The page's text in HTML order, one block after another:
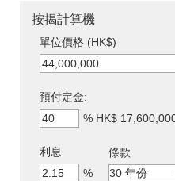
按揭計算機
單位價格 (HK$)
預付定金:
% HK$
利息
%
條款